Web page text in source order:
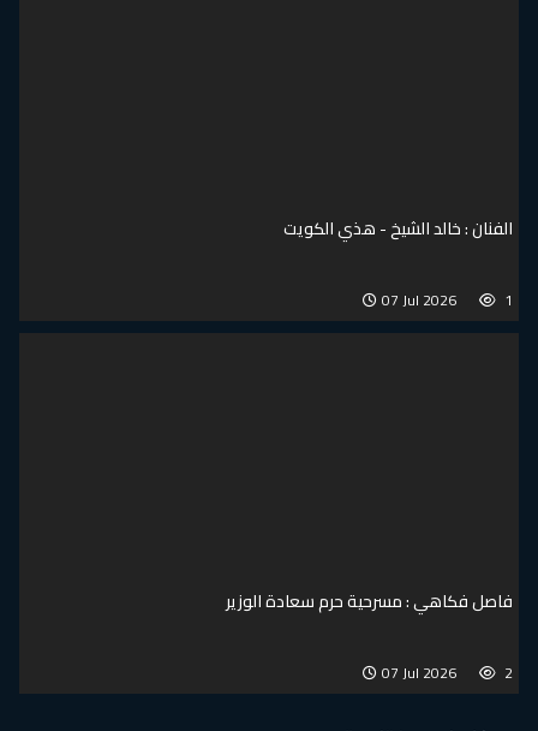
الشيخ - هذي الكويت
07
مسرحية حرم سعادة الوزير
07